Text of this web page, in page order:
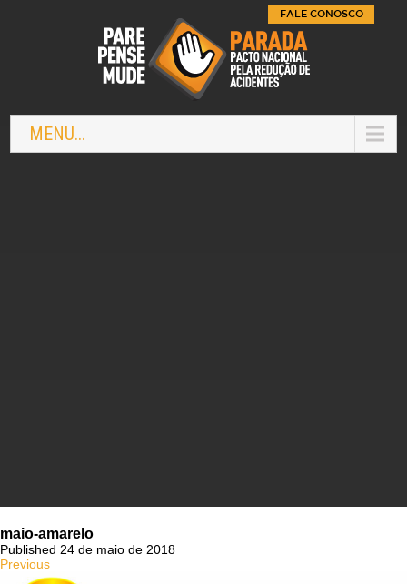
MENU...
FALE CONOSCO
maio-amarelo
Published 24 de maio de 2018
Previous